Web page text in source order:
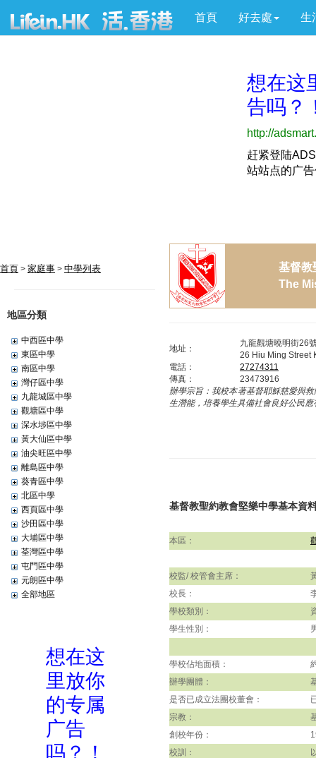
首頁 好去處 生
首頁 > 家庭事 > 中學列表
地區分類
中西區中學
東區中學
南區中學
灣仔區中學
九龍城區中學
觀塘區中學
深水埗區中學
黃大仙區中學
油尖旺區中學
離島區中學
葵青區中學
北區中學
西頁區中學
沙田區中學
大埔區中學
荃灣區中學
屯門區中學
元朗區中學
全部地區
基督教
The
地址：
九龍觀塘曉明街26
26 Hiu Ming Street
電話：
27274311
傳真：
23473916
辦學宗旨： 我校本著基督耶穌慈愛與
生潛能，培養學生具備社會良好公民
基督教聖約教會堅樂中學基本資
本區：
校監/ 校管會主席：
校長：
學校類別：
學生性別：
學校佔地面積：
辦學團體：
是否已成立法團校董會：
宗教：
創校年份：
校訓：